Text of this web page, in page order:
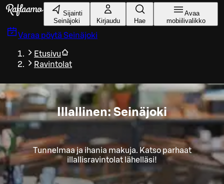
Siirry pääsisältöön
Sijainti
Seinäjoki
Kirjaudu Hae
Avaa
mobiilivalikko
Varaa pöytä Seinäjoki
Etusivu
Ravintolat
Illallinen: Seinäjoki
Tunnelmaa ja ihania makuja. Katso parhaat
illallisravintolat lähelläsi!